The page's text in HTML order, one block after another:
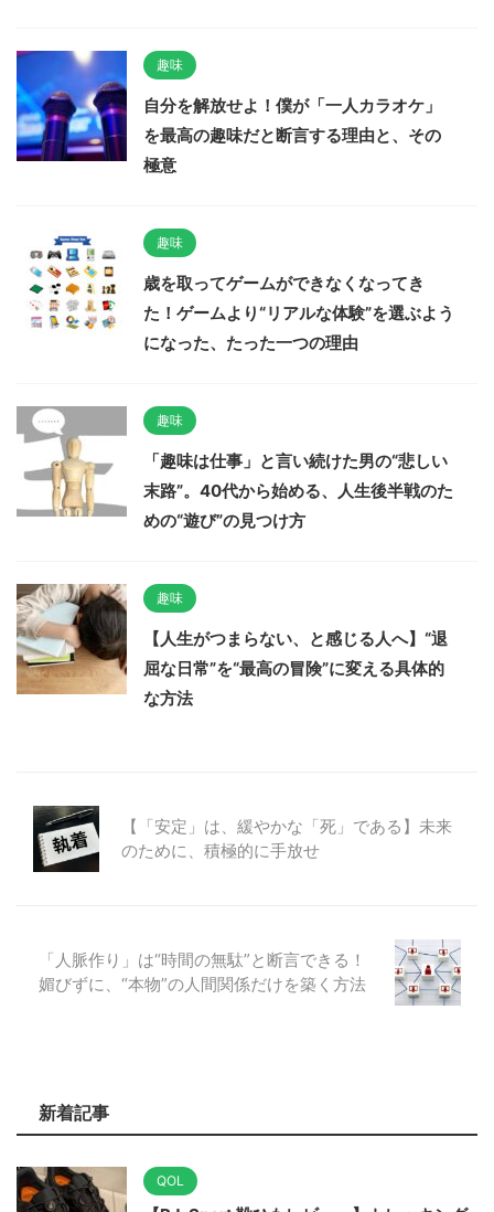
趣味
自分を解放せよ！僕が「一人カラオケ」
を最高の趣味だと断言する理由と、その
極意
趣味
歳を取ってゲームができなくなってき
た！ゲームより“リアルな体験”を選ぶよう
になった、たった一つの理由
趣味
「趣味は仕事」と言い続けた男の“悲しい
末路”。40代から始める、人生後半戦のた
めの“遊び”の見つけ方
趣味
【人生がつまらない、と感じる人へ】“退
屈な日常”を“最高の冒険”に変える具体的
な方法
【「安定」は、緩やかな「死」である】未来
のために、積極的に手放せ
「人脈作り」は“時間の無駄”と断言できる！
媚びずに、“本物”の人間関係だけを築く方法
新着記事
QOL